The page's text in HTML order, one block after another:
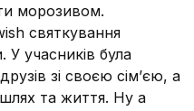
морозивом.
святкування
У учасників була
зі своєю сім’єю, а
та життя. Ну а